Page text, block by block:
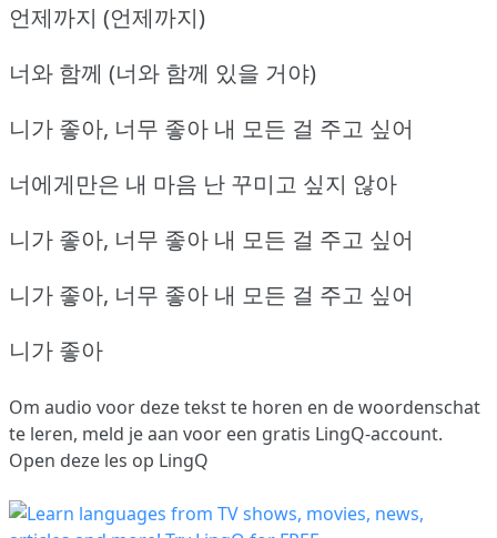
언제까지 (언제까지)
너와 함께 (너와 함께 있을 거야)
니가 좋아, 너무 좋아 내 모든 걸 주고 싶어
너에게만은 내 마음 난 꾸미고 싶지 않아
니가 좋아, 너무 좋아 내 모든 걸 주고 싶어
니가 좋아, 너무 좋아 내 모든 걸 주고 싶어
니가 좋아
Om audio voor deze tekst te horen en de woordenschat
te leren, meld je aan voor een gratis LingQ-account.
Open deze les op LingQ